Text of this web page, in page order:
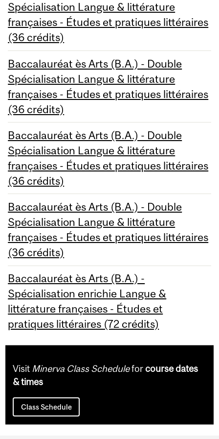
Spécialisation Langue & littérature
françaises - Études et pratiques littéraires
(36 crédits)
Baccalauréat ès Arts (B.A.) - Double
Spécialisation Langue & littérature
françaises - Études et pratiques littéraires
(36 crédits)
Baccalauréat ès Arts (B.A.) - Double
Spécialisation Langue & littérature
françaises - Études et pratiques littéraires
(36 crédits)
Baccalauréat ès Arts (B.A.) - Double
Spécialisation Langue & littérature
françaises - Études et pratiques littéraires
(36 crédits)
Baccalauréat ès Arts (B.A.) -
Spécialisation enrichie Langue &
littérature françaises - Études et
pratiques littéraires (72 crédits)
Visit Minerva Class Scheduleforcourse dates
& times
Class Schedule